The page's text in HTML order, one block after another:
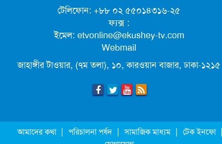
লিগ্যাল এইডের মাধ্যমে সন্তান ফিরে পেল
সেই কিশোরী মা জুঁই
জেট ফুয়েলের দাম কমলো লিটারে ১৯ টাকা
মূল্যস্ফীতি কমে জুনে ৯ দশমিক ১৬ শতাংশ
ছুটিতে গিয়ে না ফিরলে ৩ বছরের নিষেধাজ্ঞা,
নতুন নিয়ম সৌদির
টেলিফোন: +৮৮ ০২ ৫৫০১৪৩১৬-২৫
ফ্যক্স :
ইমেল: etvonline@ekushey-tv.com
Webmail
জাহাঙ্গীর টাওয়ার, (৭ম তলা), ১০, কারওয়ান বাজার, ঢাকা-১২১৫
আমাদের কথা | পরিচালনা পর্ষদ | সামাজিক মাধ্যম | টেক ইনফো